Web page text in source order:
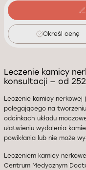
Określ cenę
Leczenie kamicy
konsultacji — od 252
Leczenie kamicy
polegającego na
odcinkach układu
ułatwieniu wydalenia
powikłania lub nie może
Leczeniem kamicy
Centrum Medycznym